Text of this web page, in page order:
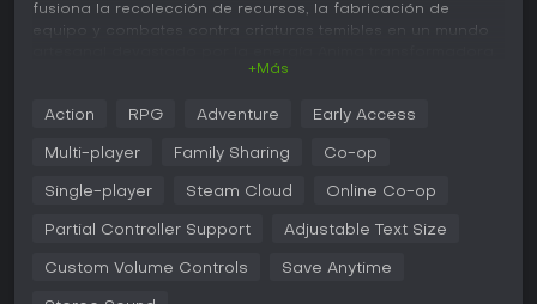
fusiona la recolección de recursos, la fabricación de
equipo y combates contra criaturas temibles en un mundo
En RuneScape: Dragonwilds, el núcleo del juego gira en
torno a la supervivencia y el progreso en un entorno
materiales como madera y mineral, que pueden manipular
hacha espectral para talar árboles con rapidez hasta
recursos alimentan sistemas de crafting para pociones,
equipo y construcción de bases, imprescindibles para
+Más
Action RPG Adventure Early Access
Multi-player Family Sharing Co-op
Single-player Steam Cloud Online Co-op
Partial Controller Support Adjustable Text Size
Custom Volume Controls Save Anytime